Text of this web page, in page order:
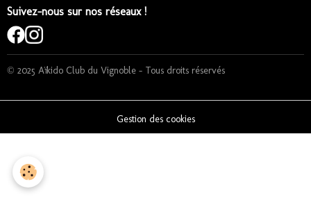
Suivez-nous sur nos réseaux !
© 2025 Aïkido Club du Vignoble – Tous droits réservés
Gestion des cookies